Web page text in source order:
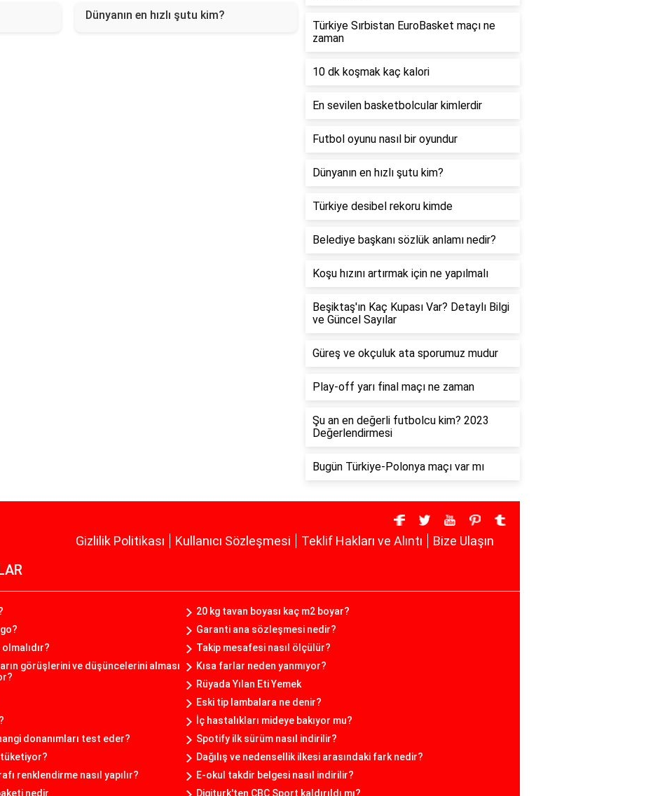
Dünyanın en hızlı şutu kim?
Türkiye Sırbistan EuroBasket maçı ne
zaman
10 dk koşmak kaç kalori
En sevilen basketbolcular kimlerdir
Futbol oyunu nasıl bir oyundur
Dünyanın en hızlı şutu kim?
Türkiye desibel rekoru kimde
Belediye başkanı sözlük anlamı nedir?
Koşu hızını artırmak için ne yapılmalı
Beşiktaş'ın Kaç Kupası Var? Detaylı Bilgi
ve Güncel Sayılar
Güreş ve okçuluk ata sporumuz mudur
Play-off yarı final maçı ne zaman
Şu an en değerli futbolcu kim? 2023
Değerlendirmesi
Bugün Türkiye-Polonya maçı var mı
Gizlilik Politikası Kullanıcı Sözleşmesi Teklif Hakları ve Alıntı Bize Ulaşın
20 kg tavan boyası kaç m2 boyar?
Garanti ana sözleşmesi nedir?
Takip mesafesi nasıl ölçülür?
görüşlerini ve düşüncelerini alması
Kısa farlar neden yanmıyor?
Rüyada Yılan Eti Yemek
Eski tip lambalara ne denir?
İç hastalıkları mideye bakıyor mu?
donanımları test eder?
Spotify ilk sürüm nasıl indirilir?
Dağılış ve nedensellik ilkesi arasındaki fark nedir?
renklendirme nasıl yapılır?
E-okul takdir belgesi nasıl indirilir?
nedir
Digiturk'ten CBC Sport kaldırıldı mı?